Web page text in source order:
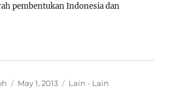
pembentukan Indonesia dan
Jas Merah, Jangan pernah
Posted
May 1, 2013 Categories
Lain - Lain